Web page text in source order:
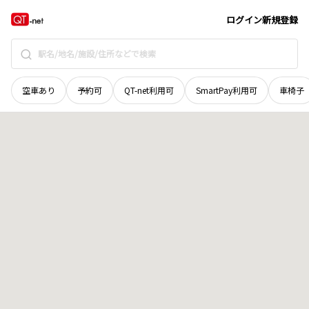
ログイン新規登録
空車あり 予約可 QT-net利用可 SmartPay利用可 車椅子
奈良県